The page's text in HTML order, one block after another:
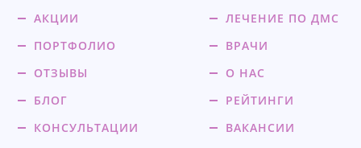
АКЦИИ
ЛЕЧЕНИЕ ПО ДМС
ПОРТФОЛИО
ВРАЧИ
ОТЗЫВЫ
О НАС
БЛОГ
РЕЙТИНГИ
КОНСУЛЬТАЦИИ
ВАКАНСИИ